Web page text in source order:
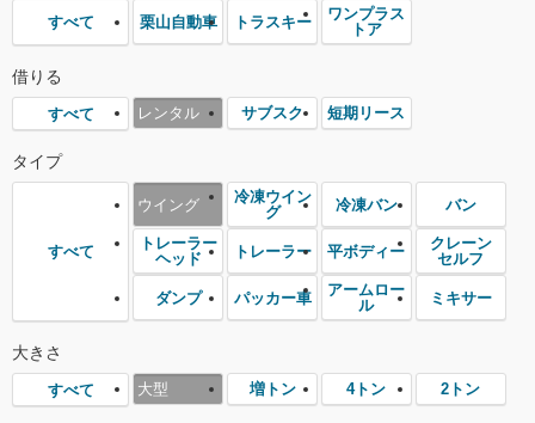
すべて 栗山自動車 トラスキー
ワンプラス
トア
借りる
すべて レンタル サブスク 短期リース
タイプ
すべて
ウイング
冷凍ウイン
グ
冷凍バン バン
トレーラー
ヘッド
トレーラー 平ボディー
クレーン
セルフ
ダンプ パッカー車
アームロー
ル
ミキサー
大きさ
すべて 大型 増トン 4トン 2トン